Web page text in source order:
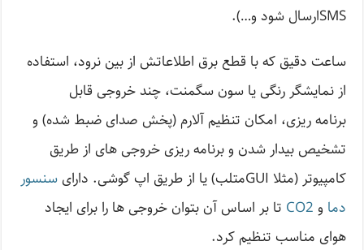
SMSارسال شود و…).
ساعت دقیق که با قطع برق اطلاعاتش از بین نرود، استفاده
از نمایشگر رنگی یا سون سگمنت، چند خروجی قابل
برنامه ریزی، امکان تنظیم آلارم (پخش صدای ضبط شده) و
تشخیص بیدار شدن و برنامه ریزی خروجی های از طریق
کامپیوتر (مثلا GUIمتلب) یا از طریق اپ گوشی. دارای
سنسور
دما و CO2 تا بر اساس آن بتوان خروجی ها را برای ایجاد
هوای مناسب تنظیم کرد.